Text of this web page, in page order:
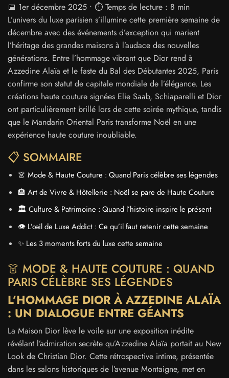
📅 1er décembre 2025 • ⏱️ Temps de lecture : 8 min
L’univers du luxe parisien s’illumine cette première semaine de
décembre avec des événements d’exception qui marient
l’héritage des grandes maisons à l’audace des nouvelles
générations. Entre l’hommage vibrant que Dior rend à
Azzedine Alaïa et le faste du Bal des Débutantes 2025, Paris
confirme son statut de capitale mondiale de l’élégance. Les
créations haute couture signées Elie Saab, Schiaparelli et Dior
ont particulièrement brillé lors de cette soirée mythique, tandis
que le Mandarin Oriental Paris transforme Noël en une
expérience haute couture inoubliable.
📋 SOMMAIRE
👗 Mode & Haute Couture : Quand Paris célèbre ses légendes
🏨 Art de Vivre & Hôtellerie : Noël se pare de Haute Couture
🏛️ Culture & Patrimoine : Quand l’histoire inspire le présent
👁️ L’œil de Luxe Addict : Ce qu’il faut retenir cette semaine
✨ Les 3 moments forts du luxe cette semaine
👗 MODE & HAUTE COUTURE : QUAND
PARIS CÉLÈBRE SES LÉGENDES
L’HOMMAGE DIOR À AZZEDINE ALAÏA
: UN DIALOGUE ENTRE GÉANTS
La Maison Dior lève le voile sur une exposition inédite
révélant l’admiration secrète qu’Azzedine Alaïa portait au New
Look de Christian Dior. Cette rétrospective intime, présentée
dans les salons historiques de l’avenue Montaigne, met en